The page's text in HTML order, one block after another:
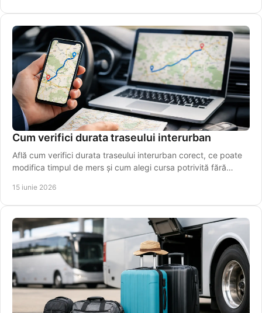
Cum verifici durata traseului interurban
Află cum verifici durata traseului interurban corect, ce poate
modifica timpul de mers și cum alegi cursa potrivită fără
15 iunie 2026